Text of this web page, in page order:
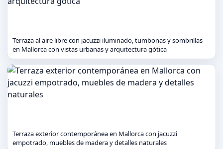
Terraza al aire libre con jacuzzi iluminado, tumbonas y sombrillas
en Mallorca con vistas urbanas y arquitectura gótica
Terraza exterior contemporánea en Mallorca con jacuzzi
empotrado, muebles de madera y detalles naturales